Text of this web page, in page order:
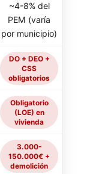
~4-8% del
PEM (varía
por municipio)
DO + DEO +
CSS
obligatorios
Obligatorio
(LOE) en
vivienda
3.000-
150.000€ +
demolición